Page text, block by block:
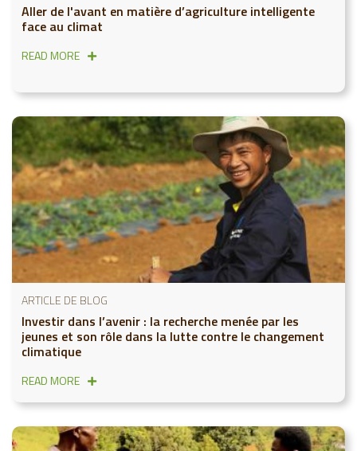
Aller de l'avant en matière d’agriculture intelligente
face au climat
READ MORE
ARTICLE DE BLOG
Investir dans l’avenir : la recherche menée par les
jeunes et son rôle dans la lutte contre le changement
climatique
READ MORE